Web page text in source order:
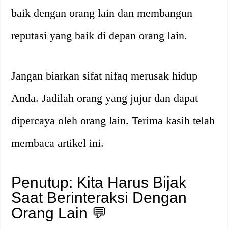
baik dengan orang lain dan membangun
reputasi yang baik di depan orang lain.
Jangan biarkan sifat nifaq merusak hidup
Anda. Jadilah orang yang jujur dan dapat
dipercaya oleh orang lain. Terima kasih telah
membaca artikel ini.
Penutup: Kita Harus Bijak
Saat Berinteraksi Dengan
Orang Lain 💬